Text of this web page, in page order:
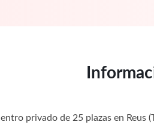
privado de 25 plazas en